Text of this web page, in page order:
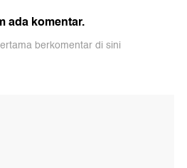
ada komentar.
berkomentar di sini